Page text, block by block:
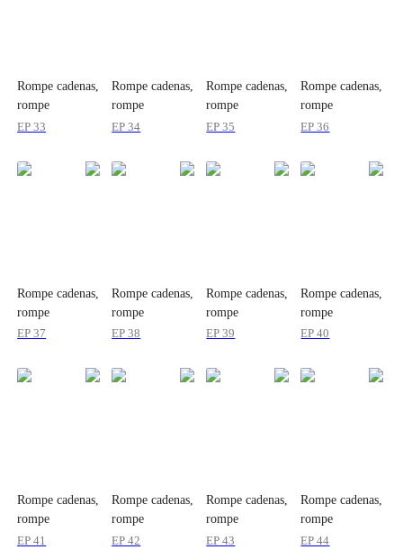
Rompe cadenas,
rompe
corazones
EP 33
Rompe cadenas,
rompe
corazones
EP 34
Rompe cadenas,
rompe
corazones
EP 35
Rompe cadenas,
rompe
corazones
EP 36
Rompe cadenas,
rompe
corazones
EP 37
Rompe cadenas,
rompe
corazones
EP 38
Rompe cadenas,
rompe
corazones
EP 39
Rompe cadenas,
rompe
corazones
EP 40
Rompe cadenas,
rompe
corazones
EP 41
Rompe cadenas,
rompe
corazones
EP 42
Rompe cadenas,
rompe
corazones
EP 43
Rompe cadenas,
rompe
corazones
EP 44